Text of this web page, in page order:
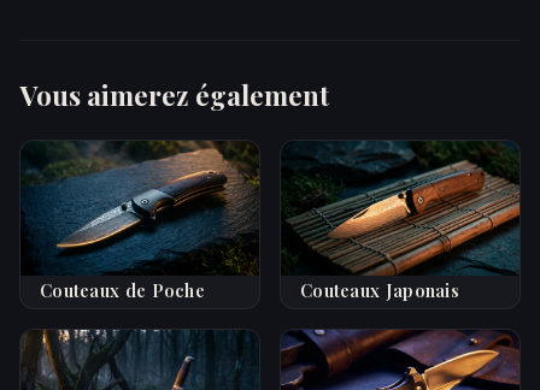
Vous aimerez également
Couteaux de Poche Couteaux Japonais